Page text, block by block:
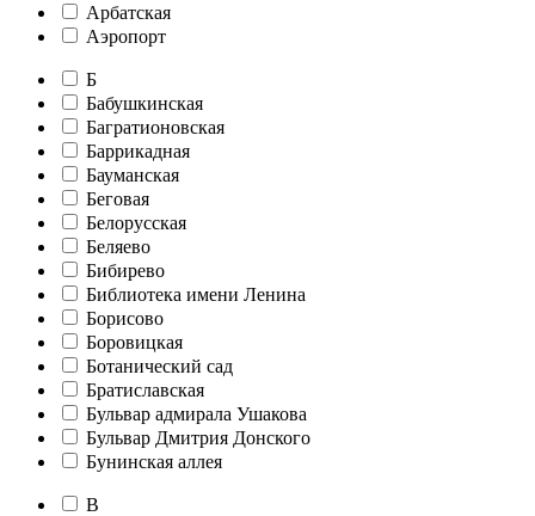
Арбатская
Аэропорт
Б
Бабушкинская
Багратионовская
Баррикадная
Бауманская
Беговая
Белорусская
Беляево
Бибирево
Библиотека имени Ленина
Борисово
Боровицкая
Ботанический сад
Братиславская
Бульвар адмирала Ушакова
Бульвар Дмитрия Донского
Бунинская аллея
В